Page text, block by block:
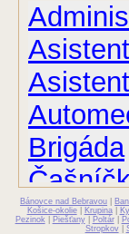
Brigáda
Čašník
Bánovce nad Bebravou
Košice-okolie| Krupina|
Pezinok
Piešťany| Poltár|
Stropkov|